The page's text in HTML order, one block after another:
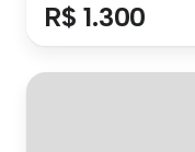
R$ 1.300